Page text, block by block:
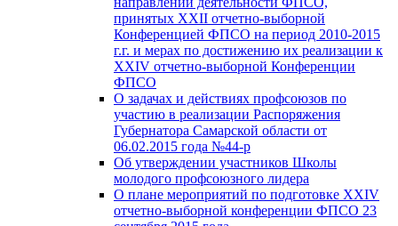
принятых XXII отчетно-выборной
Конференцией ФПСО на период 2010-2015
г.г. и мерах по достижению их реализации к
XXIV отчетно-выборной Конференции
ФПСО
О задачах и действиях профсоюзов по
участию в реализации Распоряжения
Губернатора Самарской области от
06.02.2015 года №44-р
Об утверждении участников Школы
молодого профсоюзного лидера
О плане мероприятий по подготовке XXIV
отчетно-выборной конференции ФПСО 23